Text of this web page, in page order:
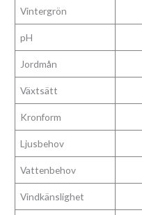
Vintergrön
pH
Jordmån
Växtsätt
Kronform
Ljusbehov
Vattenbehov
Vindkänslighet